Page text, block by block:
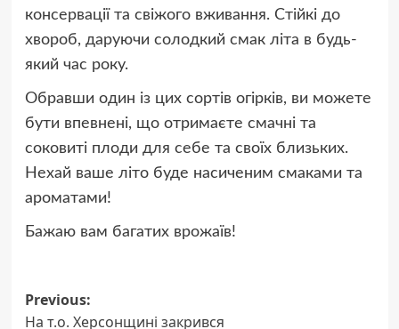
консервації та свіжого вживання. Стійкі до
хвороб, даруючи солодкий смак літа в будь-
який час року.
Обравши один із цих сортів огірків, ви можете
бути впевнені, що отримаєте смачні та
соковиті плоди для себе та своїх близьких.
Нехай ваше літо буде насиченим смаками та
ароматами!
Бажаю вам багатих врожаїв!
Post
Previous:
На т.о. Херсонщині закрився